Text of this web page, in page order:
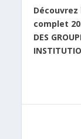
Découvrez
complet
DES